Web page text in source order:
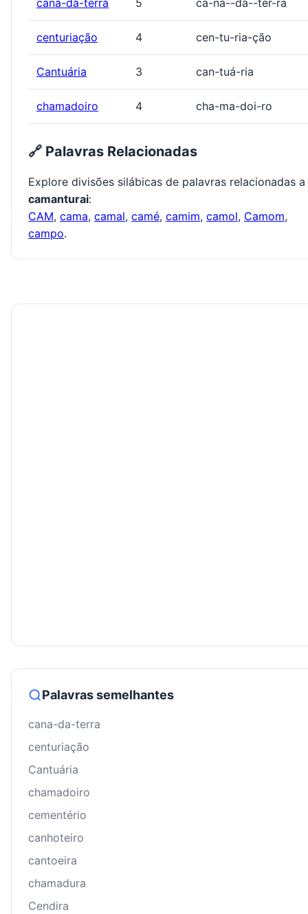
cana-da-terra 5 ca-na--da--ter-ra
centuriação 4 cen-tu-ria-ção
Cantuária 3 can-tuá-ria
chamadoiro 4 cha-ma-doi-ro
🔗 Palavras Relacionadas
Explore divisões silábicas de palavras relacionadas a
camanturai:
CAM, cama, camal, camé, camim, camol, Camom,
campo.
Palavras semelhantes
cana-da-terra
centuriação
Cantuária
chamadoiro
cementério
canhoteiro
cantoeira
chamadura
Cendira